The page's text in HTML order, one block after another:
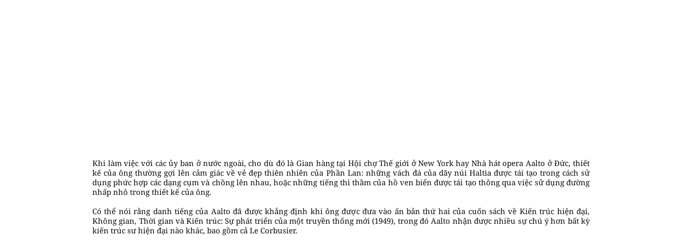
Khi làm việc với các ủy ban ở nước ngoài, cho dù đó là Gian hàng tại Hội chợ Thế giới ở New York hay Nhà hát opera Aalto ở Đức, thiết
kế của ông thường gợi lên cảm giác về vẻ đẹp thiên nhiên của Phần Lan: những vách đá của dãy núi Haltia được tái tạo trong cách sử
dụng phức hợp các dạng cụm và chồng lên nhau, hoặc những tiếng thì thầm của hồ ven biển được tái tạo thông qua việc sử dụng đường
nhấp nhô trong thiết kế của ông.
Có thể nói rằng danh tiếng của Aalto đã được khẳng định khi ông được đưa vào ấn bản thứ hai của cuốn sách về Kiến trúc hiện đại,
Không gian, Thời gian và Kiến trúc: Sự phát triển của một truyền thống mới (1949), trong đó Aalto nhận được nhiều sự chú ý hơn bất kỳ
kiến trúc sư hiện đại nào khác, bao gồm cả Le Corbusier.